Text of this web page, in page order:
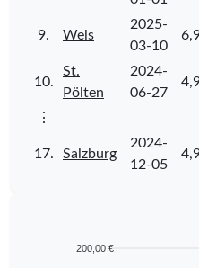
9. Wels
2025-
03-10
10.
St.
Pölten
2024-
06-27
⋮
17. Salzburg
2024-
12-05
200,00 €